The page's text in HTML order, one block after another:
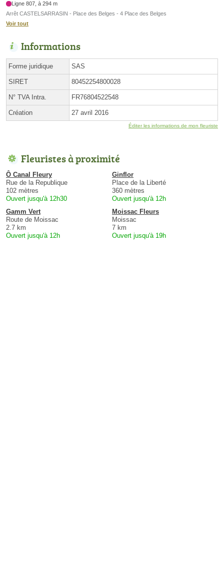
Ligne 807, à 294 m
Arrêt CASTELSARRASIN - Place des Belges - 4 Place des Belges
Voir tout
Informations
Forme juridique SAS
SIRET 80452254800028
N° TVA Intra. FR76804522548
Création 27 avril 2016
Éditer les informations de mon fleuriste
Fleuristes à proximité
Ô Canal Fleury
Rue de la Republique
102 mètres
Ouvert jusqu'à 12h30
Ginflor
Place de la Liberté
360 mètres
Ouvert jusqu'à 12h
Gamm Vert
Route de Moissac
2.7 km
Ouvert jusqu'à 12h
Moissac Fleurs
Moissac
7 km
Ouvert jusqu'à 19h